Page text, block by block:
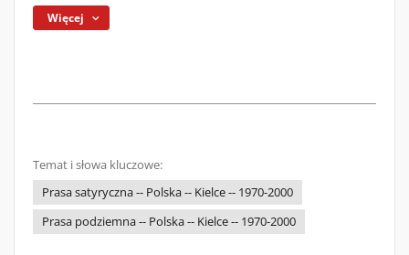
Więcej
Temat i słowa kluczowe:
Prasa satyryczna -- Polska -- Kielce -- 1970-2000
Prasa podziemna -- Polska -- Kielce -- 1970-2000